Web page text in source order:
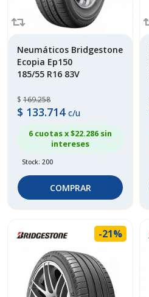
Neumáticos Bridgestone
Ecopia Ep150
185/55 R16 83V
$ 169.258
$ 133.714 c/u
6 cuotas x $22.286 sin
intereses
Stock: 200
COMPRAR
-21%